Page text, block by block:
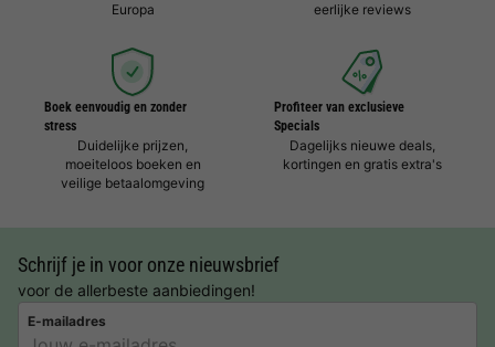
Europa
eerlijke reviews
Boek eenvoudig en zonder
stress
Duidelijke prijzen,
moeiteloos boeken en
veilige betaalomgeving
Profiteer van exclusieve
Specials
Dagelijks nieuwe deals,
kortingen en gratis extra's
Schrijf je in voor onze nieuwsbrief
voor de allerbeste aanbiedingen!
E-mailadres